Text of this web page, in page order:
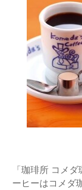
「珈琲所 コメ
ーヒーはコメダ